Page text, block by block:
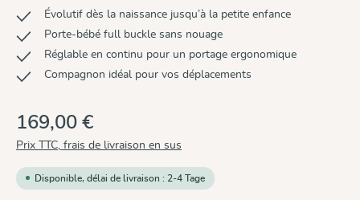
Évolutif dès la naissance jusqu’à la petite enfance
Porte-bébé full buckle sans nouage
Réglable en continu pour un portage ergonomique
Compagnon idéal pour vos déplacements
169,00 €
Prix TTC, frais de livraison en sus
Disponible, délai de livraison : 2-4 Tage